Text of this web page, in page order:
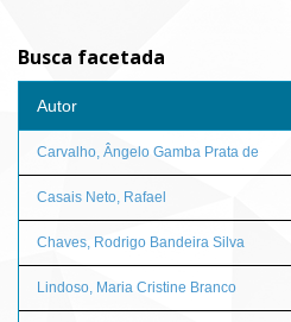
Busca facetada
Autor
Carvalho, Ângelo Gamba Prata de
Casais Neto, Rafael
Chaves, Rodrigo Bandeira Silva
Lindoso, Maria Cristine Branco